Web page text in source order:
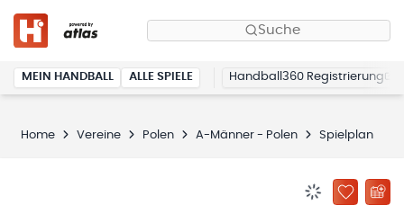
Suche
MEIN HANDBALL ALLE SPIELE Handball360 Registrierung
Home Vereine Polen A-Männer - Polen Spielplan
ZU